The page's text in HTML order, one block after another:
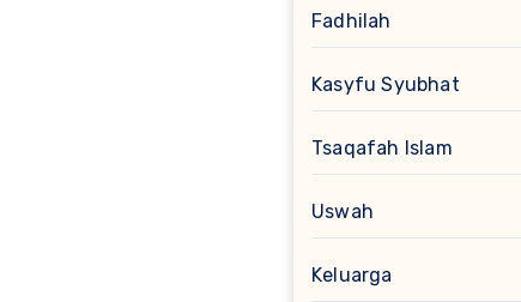
Fadhilah
Kasyfu Syubhat
Tsaqafah Islam
Uswah
Keluarga